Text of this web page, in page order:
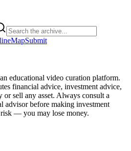
MapSubmit
educational video curation platform.
financial advice, investment advice,
or sell any asset. Always consult a
advisor before making investment
— you may lose money.